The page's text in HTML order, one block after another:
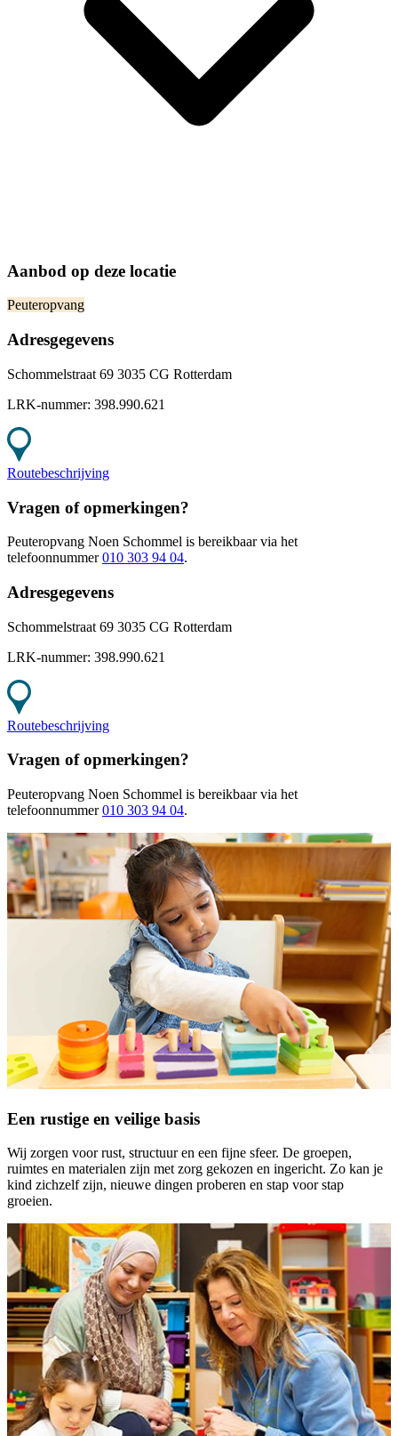
Aanbod op deze locatie
Peuteropvang
Adresgegevens
Schommelstraat 69 3035 CG Rotterdam
LRK-nummer: 398.990.621
Routebeschrijving
Vragen of opmerkingen?
Peuteropvang Noen Schommel is bereikbaar via het
telefoonnummer 010 303 94 04.
Adresgegevens
Schommelstraat 69 3035 CG Rotterdam
LRK-nummer: 398.990.621
Routebeschrijving
Vragen of opmerkingen?
Peuteropvang Noen Schommel is bereikbaar via het
telefoonnummer 010 303 94 04.
Een rustige en veilige basis
Wij zorgen voor rust, structuur en een fijne sfeer. De groepen,
ruimtes en materialen zijn met zorg gekozen en ingericht. Zo kan je
kind zichzelf zijn, nieuwe dingen proberen en stap voor stap
groeien.